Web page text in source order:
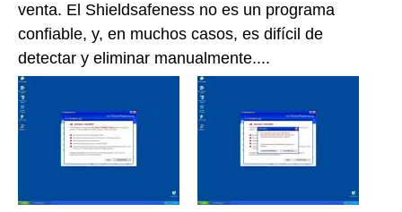
venta. El Shieldsafeness no es un programa
confiable, y, en muchos casos, es difícil de
detectar y eliminar manualmente....